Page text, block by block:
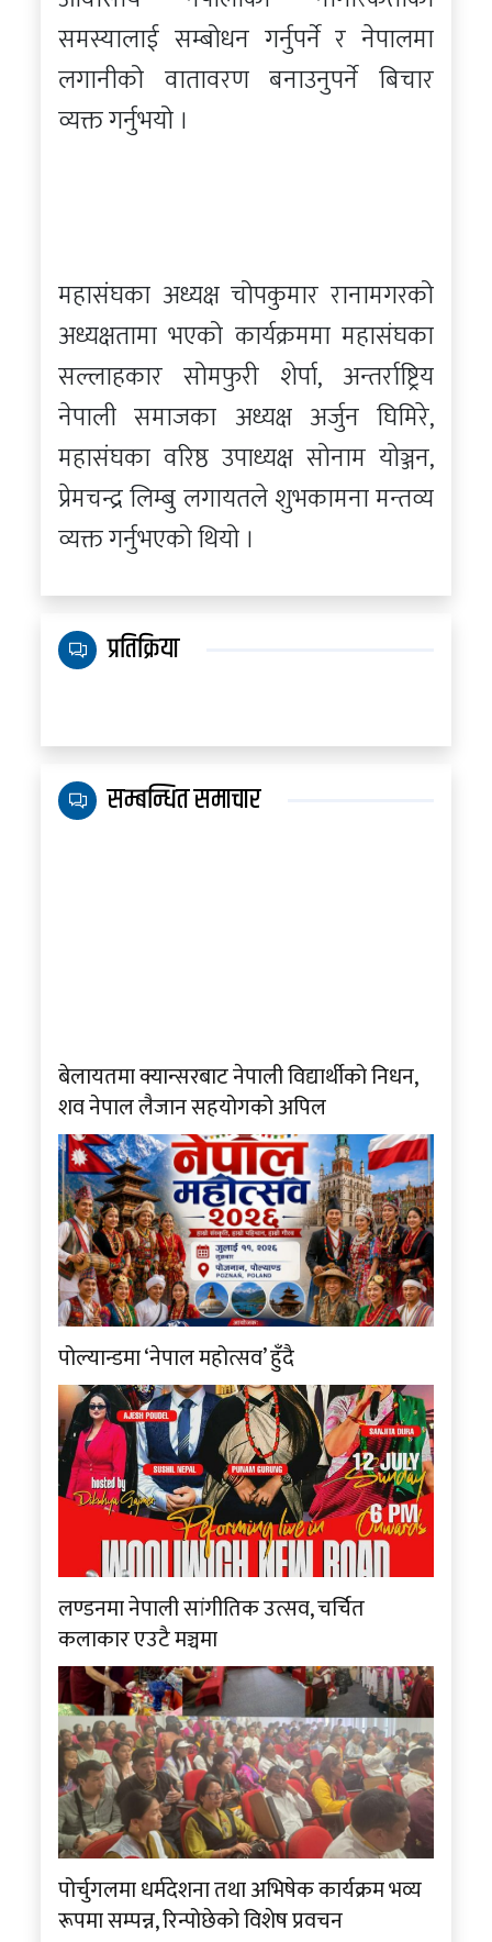
समस्यालाई सम्बोधन गर्नुपर्ने र नेपालमा
लगानीको वातावरण बनाउनुपर्ने बिचार
व्यक्त गर्नुभयो ।
महासंघका अध्यक्ष चोपकुमार रानामगरको
अध्यक्षतामा भएको कार्यक्रममा महासंघका
सल्लाहकार सोमफुरी शेर्पा, अन्तर्राष्ट्रिय
नेपाली समाजका अध्यक्ष अर्जुन घिमिरे,
महासंघका वरिष्ठ उपाध्यक्ष सोनाम योञ्जन,
प्रेमचन्द्र लिम्बु लगायतले शुभकामना मन्तव्य
व्यक्त गर्नुभएको थियो ।
प्रतिक्रिया
सम्बन्धित समाचार
बेलायतमा क्यान्सरबाट नेपाली विद्यार्थीको निधन,
शव नेपाल लैजान सहयोगको अपिल
पोल्यान्डमा ‘नेपाल महोत्सव’ हुँदै
लण्डनमा नेपाली सांगीतिक उत्सव, चर्चित
कलाकार एउटै मञ्चमा
पोर्चुगलमा धर्मदेशना तथा अभिषेक कार्यक्रम भव्य
रूपमा सम्पन्न, रिन्पोछेको विशेष प्रवचन